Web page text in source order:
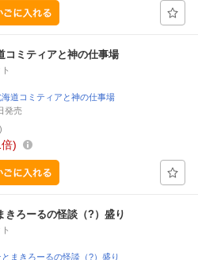
コミティアと神の仕事場
海道コミティアと神の仕事場
発売
倍
きろーるの怪談（?）盛り
とまきろーるの怪談（?）盛り